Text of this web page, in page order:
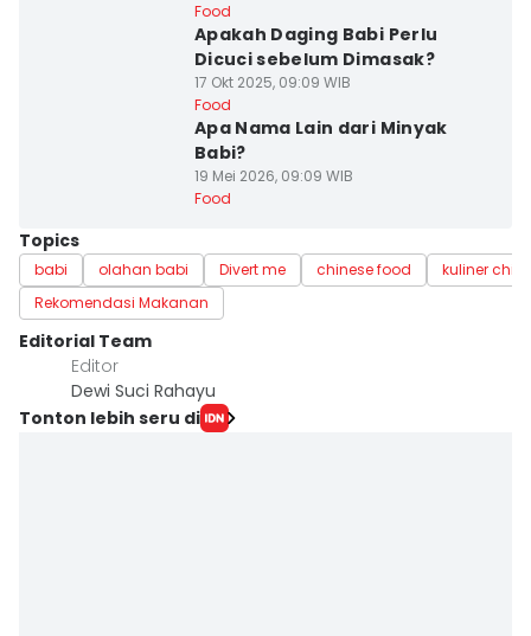
Food
Apakah Daging Babi Perlu
Dicuci sebelum Dimasak?
17 Okt 2025, 09:09 WIB
Food
Apa Nama Lain dari Minyak
Babi?
19 Mei 2026, 09:09 WIB
Food
Topics
babi olahan babi Divert me chinese food
kuliner
Rekomendasi Makanan
Editorial Team
Editor
Dewi Suci Rahayu
Tonton lebih seru di